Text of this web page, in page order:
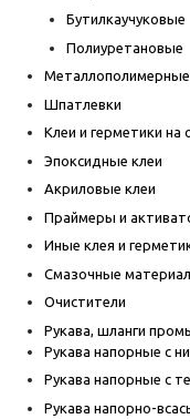
Бутилкаучуковые
Полиуретановые
Шпатлевки
Клеи и герметики на
Эпоксидные клеи
Акриловые клеи
Праймеры и
Иные клея и
Смазочные
Очистители
Рукава, шланги
Рукава напорные с
Рукава напорные с
Рукава напорно-